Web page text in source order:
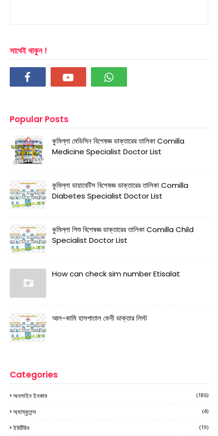
সাথেই থাকুন !
Popular Posts
কুমিল্লা মেডিসিন বিশেষজ্ঞ ডাক্তারের তালিকা Comilla
Medicine Specialist Doctor List
কুমিল্লা ডায়াবেটিস বিশেষজ্ঞ ডাক্তারের তালিকা Comilla
Diabetes Specialist Doctor List
কুমিল্লা শিশু বিশেষজ্ঞ ডাক্তারের তালিকা Comilla Child
Specialist Doctor List
How can check sim number Etisalat
আল-কামি হাসপাতাল ফেনী ডাক্তার লিস্ট
Categories
অনলাইন ইনকাম (186)
অ্যাম্বুলেন্স (4)
ইউটিউব (19)